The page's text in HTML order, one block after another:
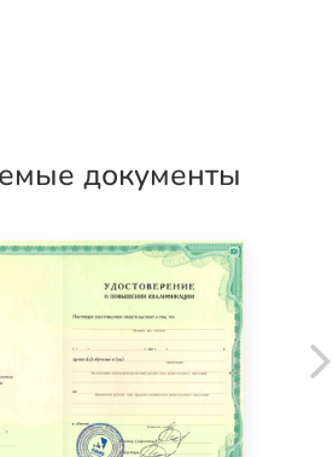
документы